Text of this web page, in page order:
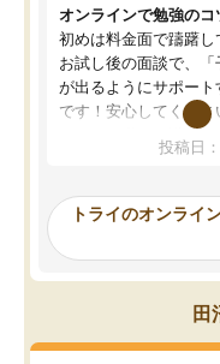
オンラインで勉強のコ
初めは料金面で躊躇し
お試し後の面談で、
が出るようにサポート
です！安心してくださ
ないのは私たち講師の
ってくださり、確か
ったんですが、学生の
み、徐々に成績が上が
思っていました。何
を的確に指導いただき
くりするほど楽しんで
塾を受けています。
投稿日
トライのオンライ
田